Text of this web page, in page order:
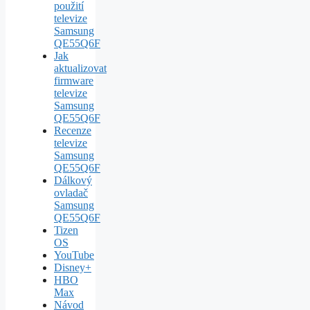
použití
televize
Samsung
QE55Q6F
Jak
aktualizovat
firmware
televize
Samsung
QE55Q6F
Recenze
televize
Samsung
QE55Q6F
Dálkový
ovladač
Samsung
QE55Q6F
Tizen
OS
YouTube
Disney+
HBO
Max
Návod